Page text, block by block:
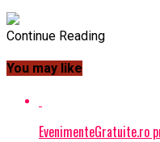
Continue Reading
You may like
EvenimenteGratuite.ro